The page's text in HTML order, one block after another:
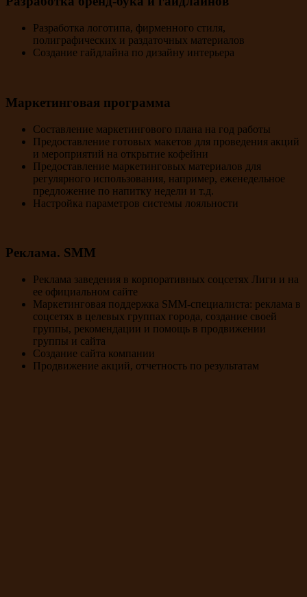
Разработка логотипа, фирменного стиля,
полиграфических и раздаточных материалов
Создание гайдлайна по дизайну интерьера
Маркетинговая программа
Составление маркетингового плана на год работы
Предоставление готовых макетов для проведения акций
и мероприятий на открытие кофейни
Предоставление маркетинговых материалов для
регулярного использования, например, еженедельное
предложение по напитку недели и т.д.
Настройка параметров системы лояльности
Реклама. SMM
Реклама заведения в корпоративных соцсетях Лиги и на
ее официальном сайте
Маркетинговая поддержка SMM-специалиста: реклама в
соцсетях в целевых группах города, создание своей
группы, рекомендации и помощь в продвижении
группы и сайта
Создание сайта компании
Продвижение акций, отчетность по результатам